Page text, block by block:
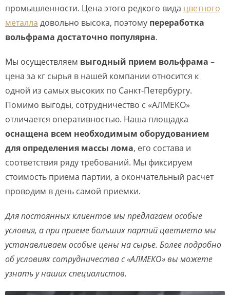
промышленности. Цена этого редкого вида цветного
металла довольно высока, поэтому переработка
вольфрама достаточно популярна.
Мы осуществляем выгодный прием вольфрама –
цена за кг сырья в нашей компании относится к
одной из самых высоких по Санкт-Петербургу.
Помимо выгоды, сотрудничество с «АЛМЕКО»
отличается оперативностью. Наша площадка
оснащена всем необходимым оборудованием
для определения массы лома, его состава и
соответствия ряду требований. Мы фиксируем
стоимость приема партии, а окончательный расчет
проводим в день самой приемки.
Для постоянных клиентов мы предлагаем особые
условия, а при приеме больших партий цветмета мы
устанавливаем особые цены на сырье. Более подробно
об условиях сотрудничества с «АЛМЕКО» вы можете
узнать у наших специалистов.